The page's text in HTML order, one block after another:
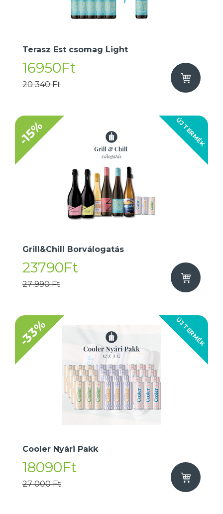
Terasz Est csomag Light
16950Ft
20 340 Ft
ÚJ TERMÉK
-15%
Grill&Chill Borválogatás
23790Ft
27 990 Ft
ÚJ TERMÉK
-33%
Cooler Nyári Pakk
18090Ft
27 000 Ft